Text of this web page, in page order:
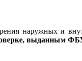
наружных и
выданным